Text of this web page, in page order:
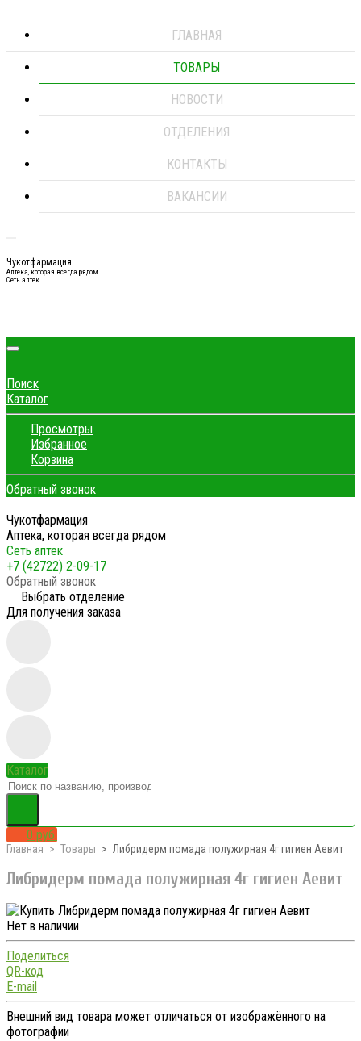
ГЛАВНАЯ
ТОВАРЫ
НОВОСТИ
ОТДЕЛЕНИЯ
КОНТАКТЫ
ВАКАНСИИ
Чукотфармация
Аптека, которая всегда рядом
Сеть аптек
Поиск
Каталог
Просмотры
Избранное
Корзина
Обратный звонок
Чукотфармация
Аптека, которая всегда рядом
Сеть аптек
+7 (42722) 2-09-17
Обратный звонок
Выбрать отделение
Для получения заказа
Каталог
0 руб.
Главная Товары Либридерм помада полужирная 4г гигиен Аевит
Либридерм помада полужирная 4г гигиен Аевит
Нет в наличии
Поделиться
QR-код
E-mail
Внешний вид товара может отличаться от изображённого на
фотографии